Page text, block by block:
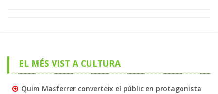
EL MÉS VIST A CULTURA
Quim Masferrer converteix el públic en protagonista